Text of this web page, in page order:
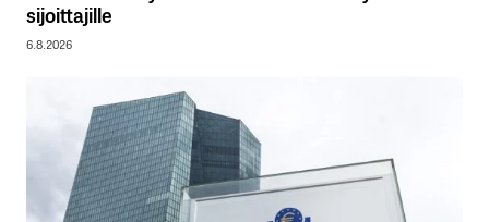
sijoittajille
6.8.2026